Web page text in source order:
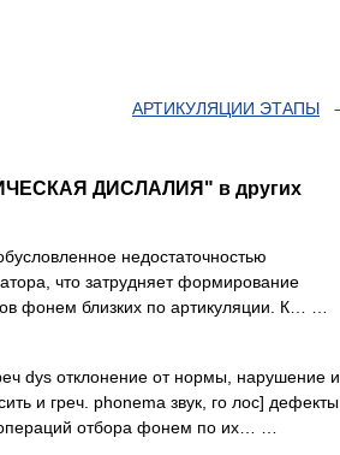
АРТИКУЛЯЦИИ ЭТАПЫ
ДИСЛАЛИЯ" в других
недостаточностью
что затрудняет формирование
фонем близких по артикуляции. К… …
dys отклонение от нормы, нарушение и
и греч. phonema звук, го лос] дефекты
отбора фонем по их… …